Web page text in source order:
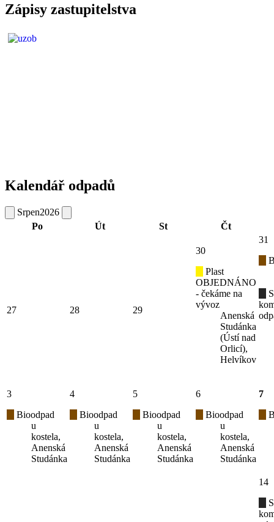
Zápisy zastupitelstva
Kalendář odpadů
Srpen2026
Po
Út St Čt
27 28 29
30
Plast
OBJEDNÁNO
- čekáme na
vývoz
Anenská
Studánka
(Ústí nad
Orlicí),
Helvíkov
31
3
Bioodpad
u
kostela,
Anenská
Studánka
4
Bioodpad
u
kostela,
Anenská
Studánka
5
Bioodpad
u
kostela,
Anenská
Studánka
6
Bioodpad
u
kostela,
Anenská
Studánka
7
14